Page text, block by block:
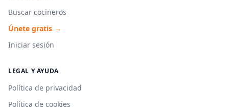
Buscar cocineros
Únete gratis →
Iniciar sesión
LEGAL Y AYUDA
Política de privacidad
Política de cookies